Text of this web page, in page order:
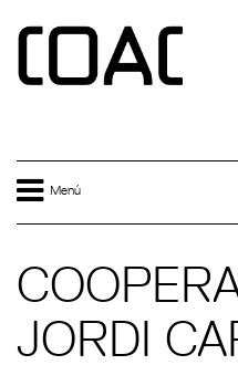
Menú
JORDI